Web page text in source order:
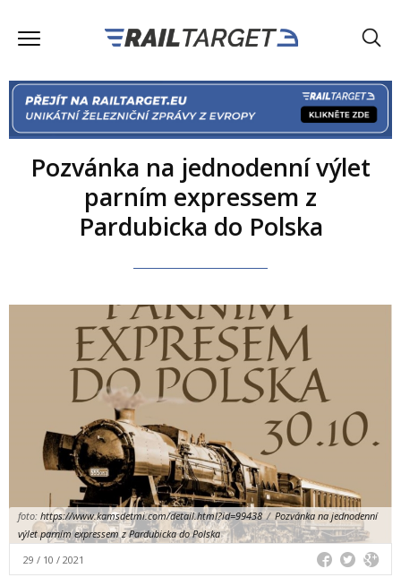
Pozvánka na jednodenní výlet
parním expressem z
Pardubicka do Polska
foto: https://www.kamsdetmi.com/detail.html?id=99438 / Pozvánka na jednodenní
výlet parním expressem z Pardubicka do Polska
29 / 10 / 2021